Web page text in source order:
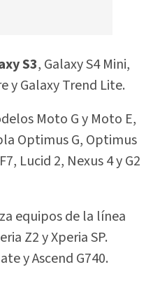
S3, Galaxy S4 Mini,
y Galaxy Trend Lite.
Moto G y Moto E,
Optimus G, Optimus
Lucid 2, Nexus 4 y G2
equipos de la línea
Z2 y Xperia SP.
y Ascend G740.